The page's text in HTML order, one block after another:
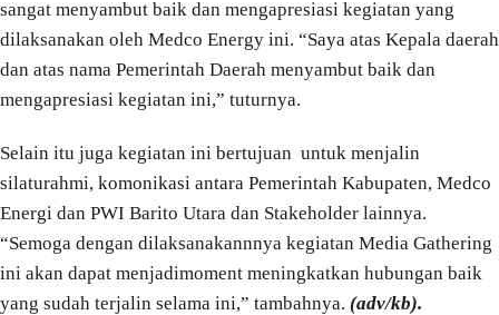
sangat menyambut baik dan mengapresiasi kegiatan yang
dilaksanakan oleh Medco Energy ini. “Saya atas Kepala daerah
dan atas nama Pemerintah Daerah menyambut baik dan
mengapresiasi kegiatan ini,” tuturnya.
Selain itu juga kegiatan ini bertujuan untuk menjalin
silaturahmi, komonikasi antara Pemerintah Kabupaten, Medco
Energi dan PWI Barito Utara dan Stakeholder lainnya.
“Semoga dengan dilaksanakannnya kegiatan Media Gathering
ini akan dapat menjadimoment meningkatkan hubungan baik
yang sudah terjalin selama ini,” tambahnya. (adv/kb).